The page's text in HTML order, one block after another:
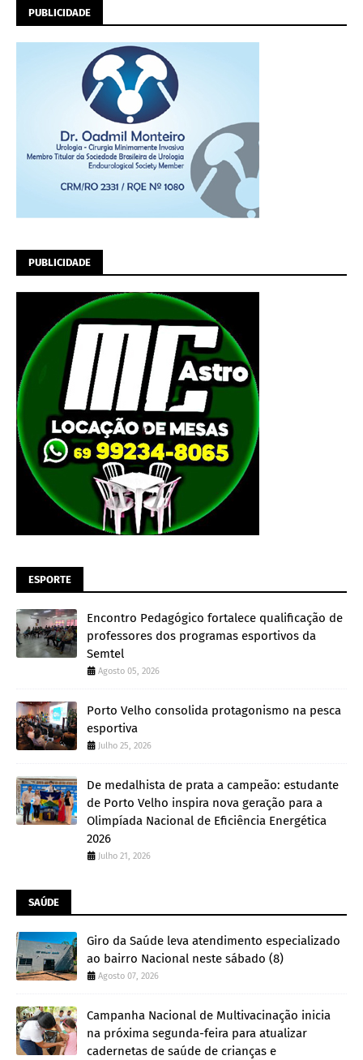
PUBLICIDADE
PUBLICIDADE
ESPORTE
Encontro Pedagógico fortalece qualificação de
professores dos programas esportivos da
Semtel
Agosto 05, 2026
Porto Velho consolida protagonismo na pesca
esportiva
Julho 25, 2026
De medalhista de prata a campeão: estudante
de Porto Velho inspira nova geração para a
Olimpíada Nacional de Eficiência Energética
2026
Julho 21, 2026
SAÚDE
Giro da Saúde leva atendimento especializado
ao bairro Nacional neste sábado (8)
Agosto 07, 2026
Campanha Nacional de Multivacinação inicia
na próxima segunda-feira para atualizar
cadernetas de saúde de crianças e